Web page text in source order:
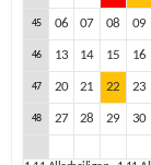
45 06 07 08 09
46 13 14 15 16
47 20 21 22 23
48 27 28 29 30